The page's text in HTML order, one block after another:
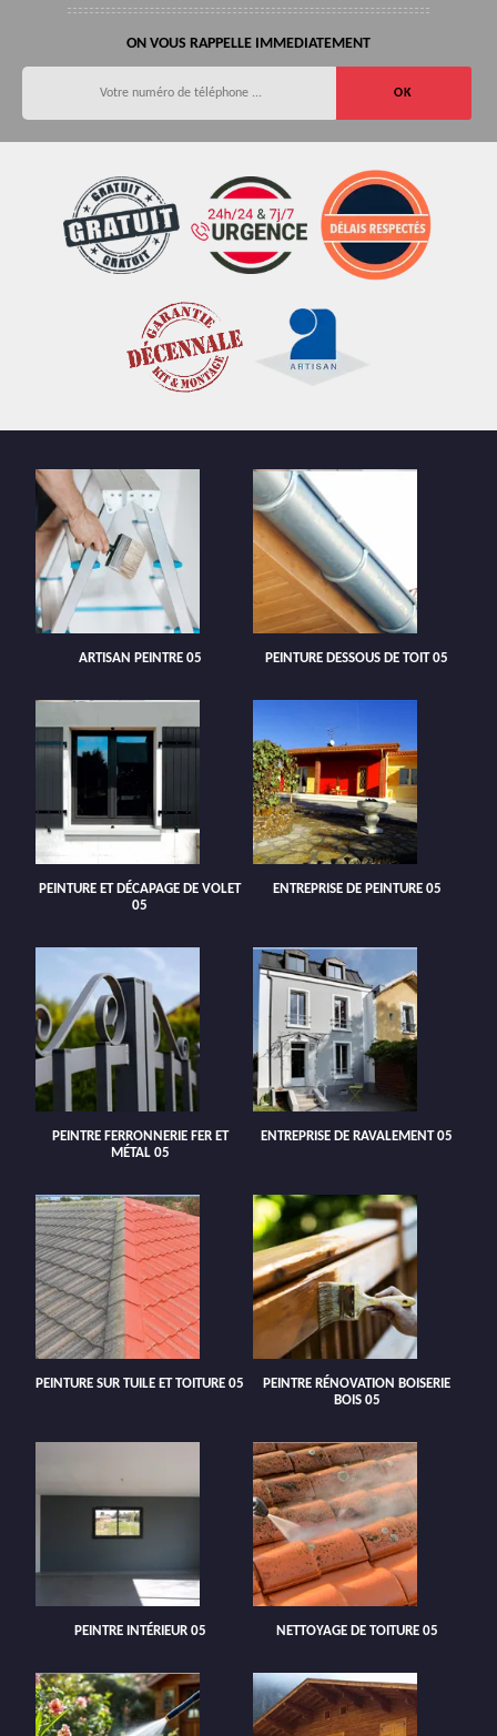
ON VOUS RAPPELLE IMMEDIATEMENT
ARTISAN PEINTRE 05 PEINTURE DESSOUS DE TOIT 05
PEINTURE ET DÉCAPAGE DE VOLET
05
ENTREPRISE DE PEINTURE 05
PEINTRE FERRONNERIE FER ET
MÉTAL 05
ENTREPRISE DE RAVALEMENT 05
PEINTURE SUR TUILE ET TOITURE 05
PEINTRE RÉNOVATION BOISERIE
BOIS 05
PEINTRE INTÉRIEUR 05 NETTOYAGE DE TOITURE 05